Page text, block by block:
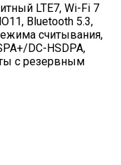
Bluetooth 5.3,
считывания,
DC-HSDPA,
с резервным